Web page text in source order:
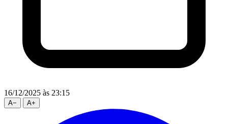
16/12/2025 às 23:15
A− A+